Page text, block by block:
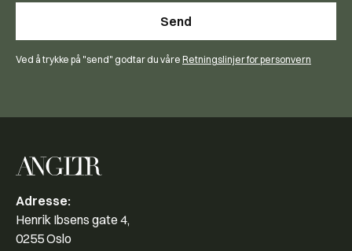
Ved å trykke på "send" godtar du våre Retningslinjer for personvern
Adresse:
Henrik Ibsens gate 4,
0255 Oslo